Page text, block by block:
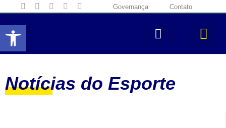
Abrir a barra de ferramentas
Governança Contato
Notícias do Esporte